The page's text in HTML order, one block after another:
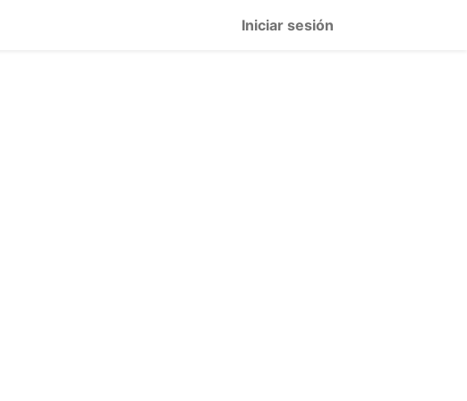
Iniciar sesión